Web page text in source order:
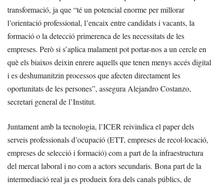
transformació, ja que “té un potencial enorme per millorar
l’orientació professional, l’encaix entre candidats i vacants, la
formació o la detecció primerenca de les necessitats de les
empreses. Però si s’aplica malament pot portar-nos a un cercle en
què els biaixos deixin enrere aquells que tenen menys accés digital
i es deshumanitzin processos que afecten directament les
oportunitats de les persones”, assegura Alejandro Costanzo,
secretari general de l’Institut.
Juntament amb la tecnologia, l’ICER reivindica el paper dels
serveis professionals d’ocupació (ETT, empreses de recol·locació,
empreses de selecció i formació) com a part de la infraestructura
del mercat laboral i no com a actors secundaris. Bona part de la
intermediació real ja es produeix fora dels canals públics, de